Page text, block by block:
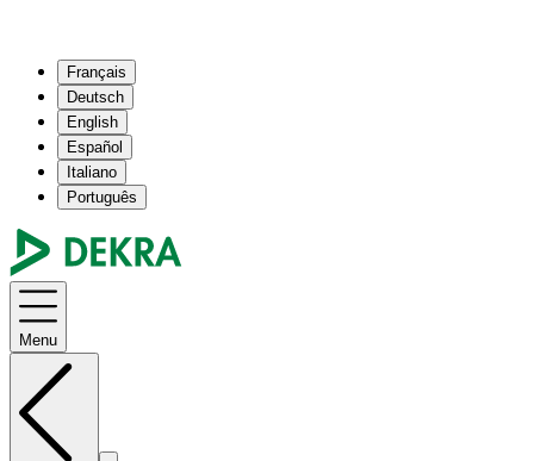
Français
Deutsch
English
Español
Italiano
Português
Menu